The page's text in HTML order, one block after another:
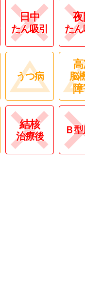
日中
たん吸引 た
うつ病 脳
結核
治療後
Ｂ